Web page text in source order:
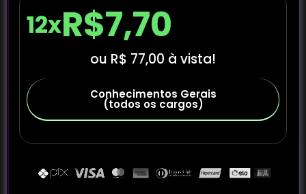
12xR$7,70
ou R$ 77,00 à vista!
Conhecimentos Gerais
(todos os cargos)